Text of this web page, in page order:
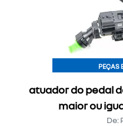
atuador do pedal
maior ou
PEÇAS
De: